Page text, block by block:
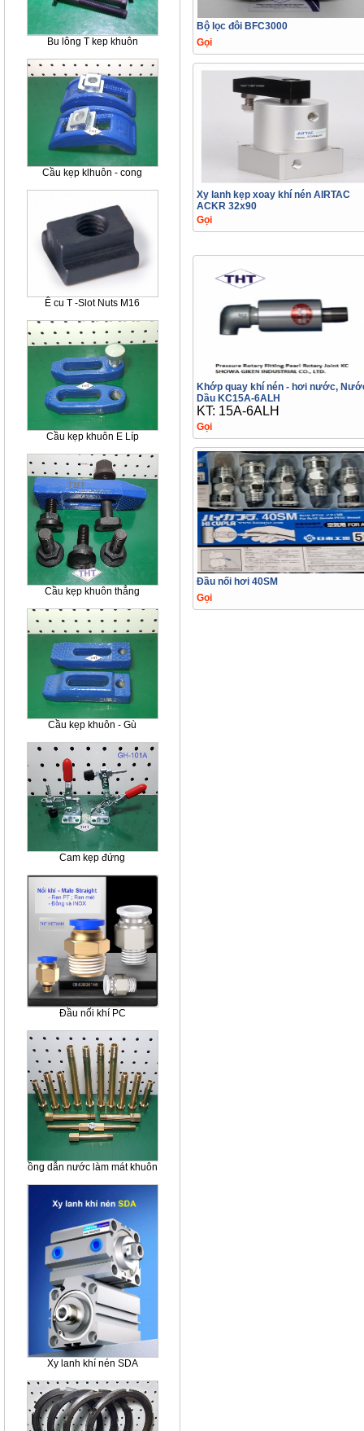
Bu lông T kep khuôn
Cầu kẹp klhuôn - cong
Ê cu T -Slot Nuts M16
Cầu kẹp khuôn E Líp
Cầu kẹp khuôn thẳng
Cầu kẹp khuôn - Gù
Cam kẹp đứng
Đầu nối khí PC
ồng dẫn nước làm mát khuôn
Xy lanh khí nén SDA
Bộ lọc đôi BFC3000
Gọi
Xy lanh kẹp xoay khí nén AIRTAC
ACKR 32x90
Gọi
Khớp quay khí nén - hơi nước,
Dầu KC15A-6ALH
KT: 15A-6ALH
Gọi
Đầu nối hơi 40SM
Gọi